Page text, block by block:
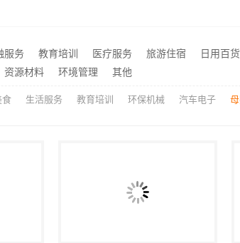
新房装修匠心施工收费多少-嘉兴美居乐建材科技有限公司
本地化家庭装修机构翻新，嘉兴绿色之家建材科技有限公司
推荐
服务 教育培训 医疗服务 旅游住宿 日用百货
资源材料 环境管理 其他
食 生活服务 教育培训 环保机械 汽车电子